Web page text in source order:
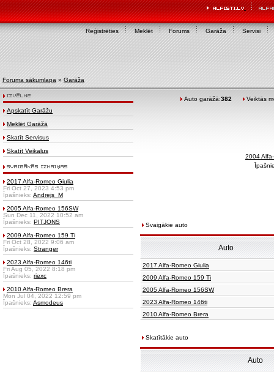
Reģistrēties Meklēt Forums Garāža Servisi
Foruma sākumlapa » Garāža
Apskatīt Garāžu
Meklēt Garāžā
Skatīt Servisus
Skatīt Veikalus
2017 Alfa-Romeo Giulia
Fri Oct 27, 2023 4:53 pm
Īpašnieks: Andrejs_M
2005 Alfa-Romeo 156SW
Sun Dec 11, 2022 10:52 am
Īpašnieks: PITJONS
2009 Alfa-Romeo 159 Ti
Fri Oct 28, 2022 9:06 am
Īpašnieks: Stranger
2023 Alfa-Romeo 146ti
Fri Aug 05, 2022 8:18 pm
Īpašnieks: riexc
2010 Alfa-Romeo Brera
Mon Jul 04, 2022 12:59 pm
Īpašnieks: Asmodeus
Auto garāžā:382 Veiktās
2004
Svaigākie auto
Auto
2017 Alfa-Romeo Giulia
2009 Alfa-Romeo 159 Ti
2005 Alfa-Romeo 156SW
2023 Alfa-Romeo 146ti
2010 Alfa-Romeo Brera
Skatītākie auto
Auto